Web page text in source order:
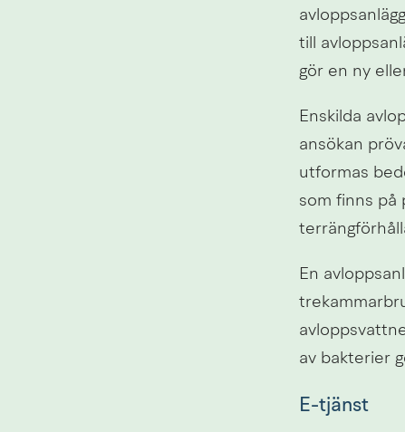
till
gör en ny
Enskilda
ansökan
utformas
som finns på
En
av bakterier
E-tjänst